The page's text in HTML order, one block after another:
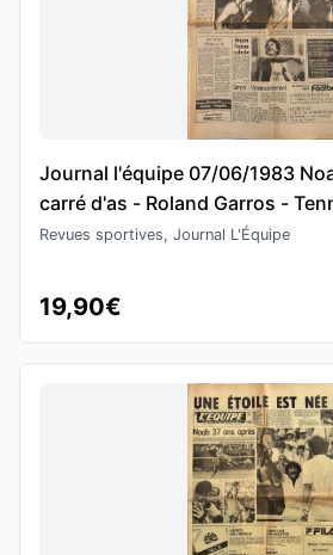
Journal l'équipe 07/06/1983
carré d'as - Roland Garros -
Revues sportives, Journal L'Équipe
19,90€